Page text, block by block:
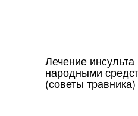
Лечение инсульта
народными
(советы травника)